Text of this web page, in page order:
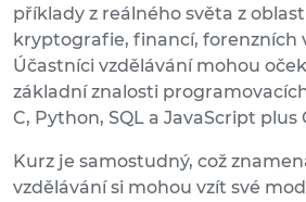
příklady z reálného světa z
kryptografie, financí, forenzních
Účastníci vzdělávání mohou
základní znalosti
C, Python, SQL a JavaScript plus
Kurz je samostudný, což
vzdělávání si mohou vzít své